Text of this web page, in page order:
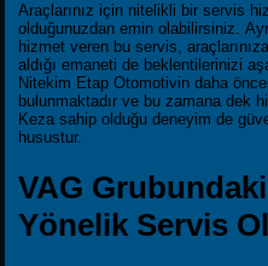
Araçlarınız için nitelikli bir servis
olduğunuzdan emin olabilirsiniz.
hizmet veren bu servis,
aldığı emaneti de beklentilerinizi
Nitekim Etap Otomotivin daha
bulunmaktadır ve bu zamana dek
Keza sahip olduğu deneyim de
husustur.
VAG
Yönelik Servis